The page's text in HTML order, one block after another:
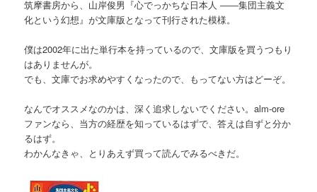
筑摩書房から、山岸俊男『心でっかちな日本人 ――集団主義文
化という幻想』が文庫版となって刊行された模様。
僕は2002年に出た単行本を持っているので、文庫版を買うつもり
はありませんが。
でも、文庫でお求めやすくなったので、もってない方はどーぞ。
なんでオススメなのかは、深く追求しないでください。alm-ore
ファンなら、当方の経歴を知っているはずで、答えは自ずと分か
るはず。
わかんなきゃ、とりあえず買って読んでみるべきだ。